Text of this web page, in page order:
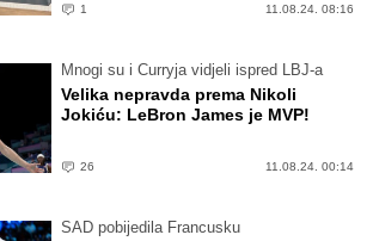
1 11.08.24. 08:16
Mnogi su i Curryja vidjeli ispred LBJ-a
Velika nepravda prema Nikoli
Jokiću: LeBron James je MVP!
26 11.08.24. 00:14
SAD pobijedila Francusku